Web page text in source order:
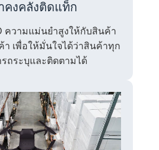
คงคลังติดแท็ก
ความแม่นยำสูงให้กับสินค้า
เพื่อให้มั่นใจได้ว่าสินค้าทุก
ถระบุและติดตามได้